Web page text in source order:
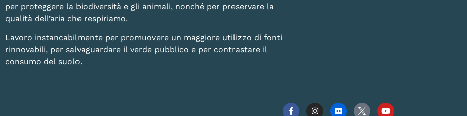
per proteggere la biodiversità e gli animali, nonché per preservare la
qualità dell’aria che respiriamo.
Lavoro instancabilmente per promuovere un maggiore utilizzo di fonti
rinnovabili, per salvaguardare il verde pubblico e per contrastare il
consumo del suolo.